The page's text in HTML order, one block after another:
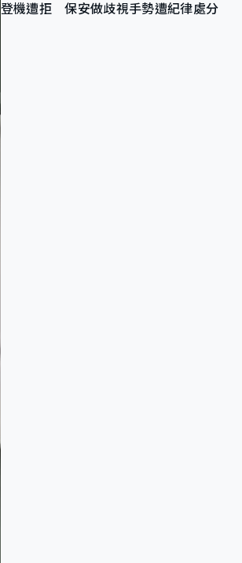
登機遭拒 保安做歧視手勢遭紀律處分